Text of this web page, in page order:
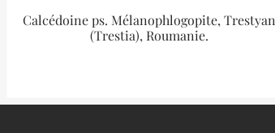
Calcédoine ps. Mélanophlogopite, Trestyan
(Trestia), Roumanie.